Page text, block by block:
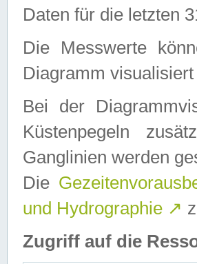
Daten für die letzten
Die Messwerte
Diagramm
Bei der
Küstenpegeln
Ganglinien werden
Die
und Hydrographie ↗
Zugriff auf die